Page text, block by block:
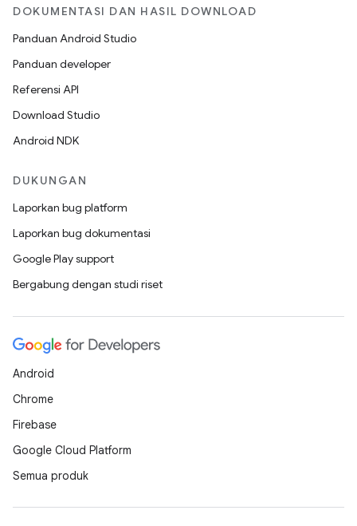
DOKUMENTASI DAN HASIL DOWNLOAD
Panduan Android Studio
Panduan developer
Referensi API
Download Studio
Android NDK
DUKUNGAN
Laporkan bug platform
Laporkan bug dokumentasi
Google Play support
Bergabung dengan studi riset
Android
Chrome
Firebase
Google Cloud Platform
Semua produk